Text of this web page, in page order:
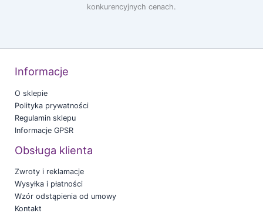
konkurencyjnych cenach.
Informacje
O sklepie
Polityka prywatności
Regulamin sklepu
Informacje GPSR
Obsługa klienta
Zwroty i reklamacje
Wysyłka i płatności
Wzór odstąpienia od umowy
Kontakt